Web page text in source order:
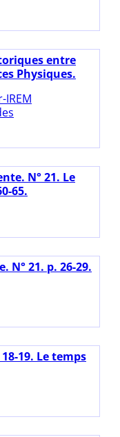
entre
Physiques.
N° 21. Le
65.
N° 21. p. 26-29.
19. Le temps